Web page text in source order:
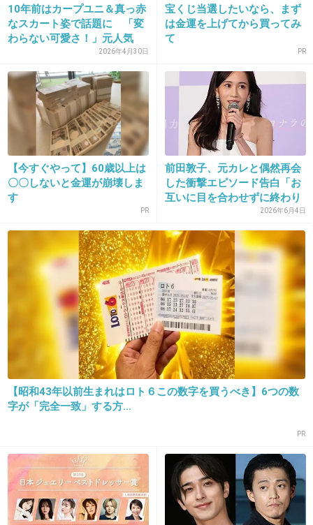
うん。十二単とか着るより村娘の方がいいね。
+425
20. 匿名 2014/10/17(金) 11:10:35
田舎臭さが似合ってる!!
21. 匿名
確かに姫よりは村娘の方が似合ってるけどさ…
+365 -5
2014/10/17(金) 11:10:49
フジってすぐこういうゴリ押し起用するから嫌
い。
こういう人が出てくると一気にドラマがつまら
なくなる。
23. 匿名2014/10/17(金) 11:10:53
ちゃんとした女優をキャスティングしてくださ
10年前はカープユニ＆真っ赤
なスカート姿で話題に 「変
わらない可愛さ！」元人気
2026年4月30日
宝くじ当選したいなら、まず
は金運を上げてから買ってみ
て
PR
【今すぐやって】60歳以上は
〇〇しないと金運が崩壊しま
す
PR
前田敦子、元カレと偶然再会
した衝撃エピソード告白「お
互いに目を合わせずに終わり
2026年6月4日
【昭和43年以前生まれはロト６この数字を買うべき】6つの数
字が「完全一致」する方...
PR